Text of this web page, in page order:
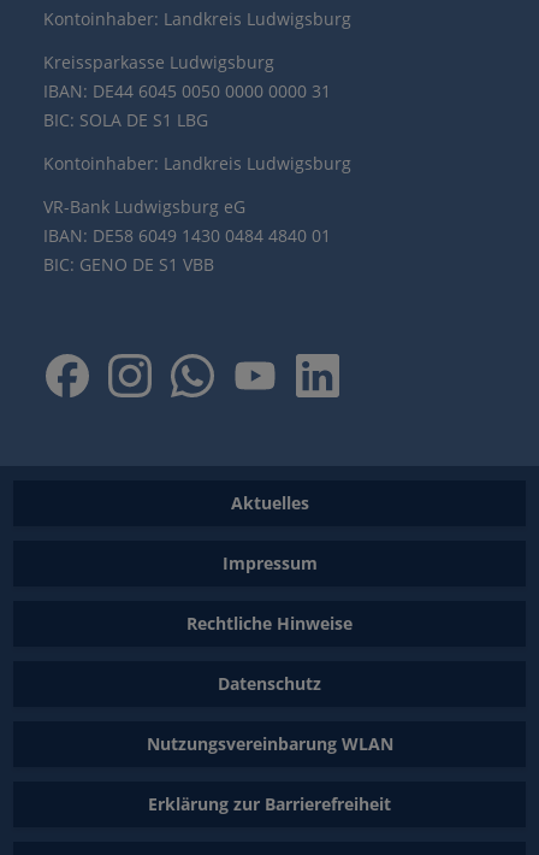
Kontoinhaber: Landkreis Ludwigsburg
Kreissparkasse Ludwigsburg
IBAN: DE44 6045 0050 0000 0000 31
BIC: SOLA DE S1 LBG
Kontoinhaber: Landkreis Ludwigsburg
VR-Bank Ludwigsburg eG
IBAN: DE58 6049 1430 0484 4840 01
BIC: GENO DE S1 VBB
Aktuelles
Impressum
Rechtliche Hinweise
Datenschutz
Nutzungsvereinbarung WLAN
Erklärung zur Barrierefreiheit